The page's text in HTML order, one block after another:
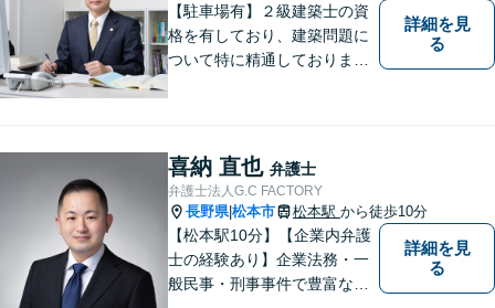
【駐車場有】２級建築士の資
格を有しており、建築問題に
ついて特に精通しておりま
対応を心がけております。お
忙しい方もお気軽にご相談く
ださい。
詳細を見
る
喜納 直也 弁護士
弁護士法人G.C FACTORY
長野県|松本市 松本駅 から徒歩10分
【松本駅10分】【企業内弁護
士の経験あり】企業法務・一
般民事・刑事事件で豊富な実
詳細を見
る